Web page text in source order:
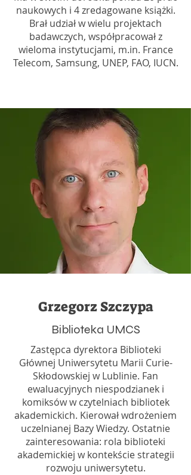
naukowych i 4 zredagowane książki.
Brał udział w wielu projektach
badawczych, współpracował z
wieloma instytucjami, m.in. France
Telecom, Samsung, UNEP, FAO, IUCN.
Grzegorz Szczypa
Biblioteka UMCS
Zastępca dyrektora Biblioteki
Głównej Uniwersytetu Marii Curie-
Skłodowskiej w Lublinie. Fan
ewaluacyjnych niespodzianek i
komiksów w czytelniach bibliotek
akademickich. Kierował wdrożeniem
uczelnianej Bazy Wiedzy. Ostatnie
zainteresowania: rola biblioteki
akademickiej w kontekście strategii
rozwoju uniwersytetu.